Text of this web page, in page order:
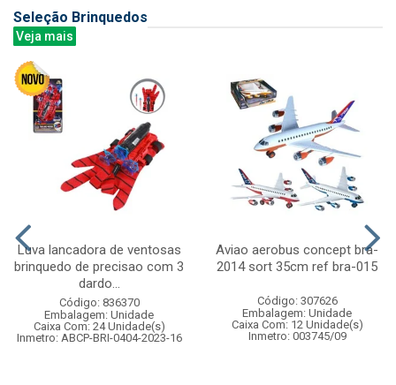
Seleção Brinquedos
Veja mais
Luva lancadora de ventosas
brinquedo de precisao com 3
dardo...
Código: 836370
Embalagem: Unidade
Caixa Com: 24 Unidade(s)
Inmetro: ABCP-BRI-0404-2023-16
Aviao aerobus concept bra-
2014 sort 35cm ref bra-015
Código: 307626
Embalagem: Unidade
Caixa Com: 12 Unidade(s)
Inmetro: 003745/09